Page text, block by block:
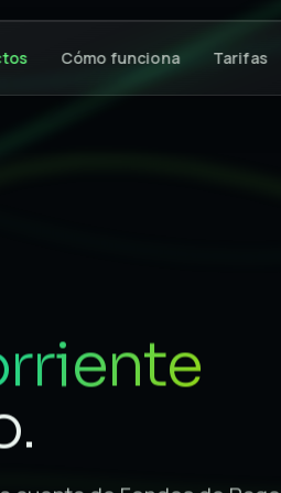
Cómo funciona Tarifas